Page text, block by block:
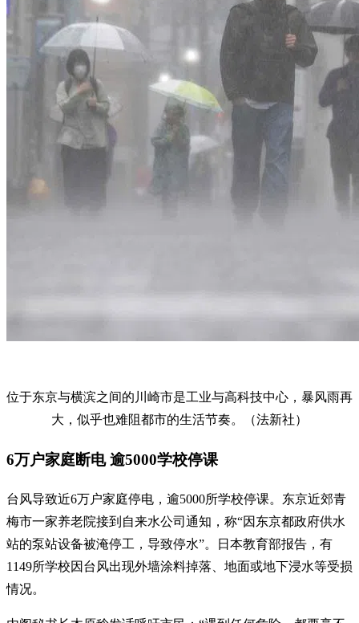
位于东京与横滨之间的川崎市是工业与高科技中心，暴风雨再
大，似乎也难阻都市的生活节奏。（法新社）
6万户家庭断电 逾5000学校停课
台风导致近6万户家庭停电，逾5000所学校停课。东京近郊青
梅市一家养老院接到自来水公司通知，称“因东京都政府供水
站的泵站设备被淹停工，导致停水”。日本教育部报告，有
1149所学校因台风出现外墙涂料掉落、地面或地下浸水等受损
情况。